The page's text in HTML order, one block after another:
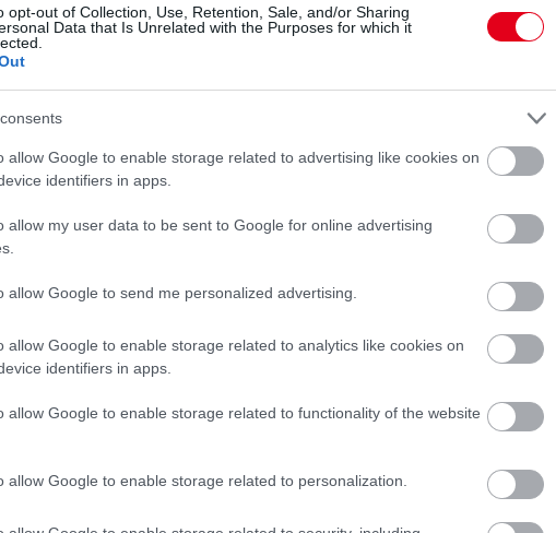
opt-out of Collection, Use, Retention, Sale, and/or Sharing
Data that Is Unrelated with the Purposes for which it
allow Google to enable storage related to advertising like cookies on
identifiers in apps.
allow my user data to be sent to Google for online advertising
allow Google to send me personalized advertising.
allow Google to enable storage related to analytics like cookies on
identifiers in apps.
allow Google to enable storage related to functionality of the website
allow Google to enable storage related to personalization.
való kijövetelkor: Tsunoda nagyon lassan jött ki,
mellette.
2 napja
Nem